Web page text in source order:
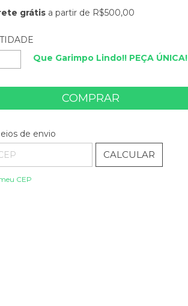
grátis a partir de R$500,00
Que Garimpo Lindo!! PEÇA ÚNICA!
para o CEP:
de envio
CALCULAR
CEP